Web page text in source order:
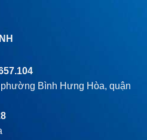
Bình Hưng Hòa, quận